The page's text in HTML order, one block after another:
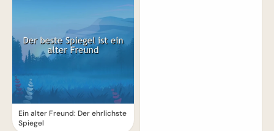
Ein alter Freund: Der ehrlichste
Spiegel